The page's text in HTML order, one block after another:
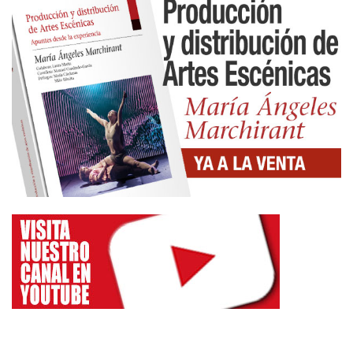
relacionarse con unos públicos diferentes, asunto
que debería preocupar a las autoridades
competentes, si es que lo fueran.
La otra noche en el Teatro del Barrio, sala que
frecuento gracias a la generosidad de sus
cooperativistas, responsables y artistas, viví una de
esas experiencias inolvidables. Se ofrecía
“Encerrona”, un magnífico espectáculo de Pepe
Viyuela, potentísimo, fascinante, con algunos de
sus números clásicos, que se convierten en dos
horas de una intensidad desbordante. Está en
plena forma, es capaz de mantener la atención
desde el segundo uno, hasta que se va, como
quien no quiere la cosa. Se da la circunstancia que
yo vi a Pepe Viyuela, cuando ese teatro se llamaba